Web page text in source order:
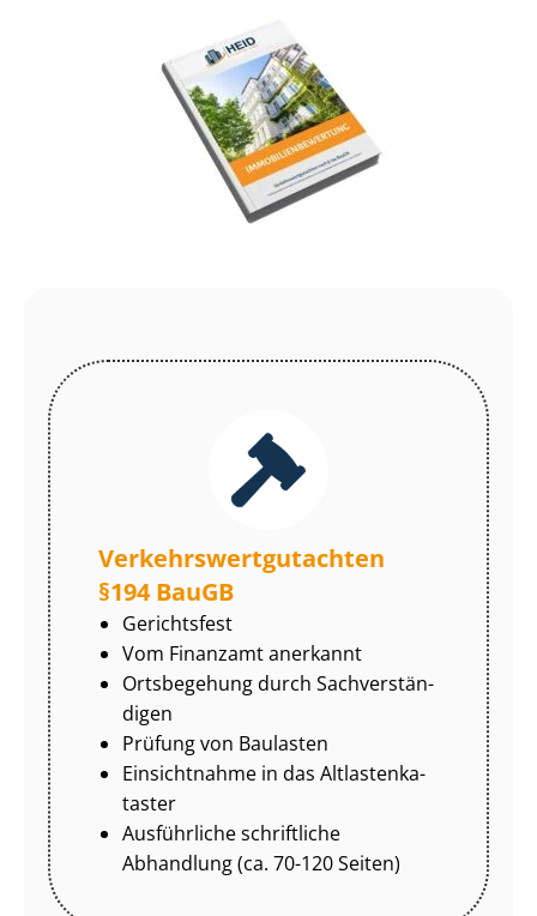
Ver­kehrs­wert­gut­ach­ten
§194 BauGB
Gerichtsfest
Vom Finanzamt anerkannt
Ortsbegehung durch Sach­ver­stän­
di­gen
Prüfung von Baulasten
Einsichtnahme in das Alt­las­ten­ka­
tas­ter
Ausführliche schriftliche
Abhandlung (ca. 70-120 Seiten)